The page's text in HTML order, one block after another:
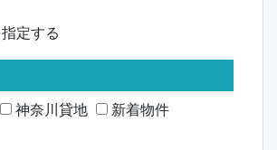
定する
神奈川貸地
新着物件